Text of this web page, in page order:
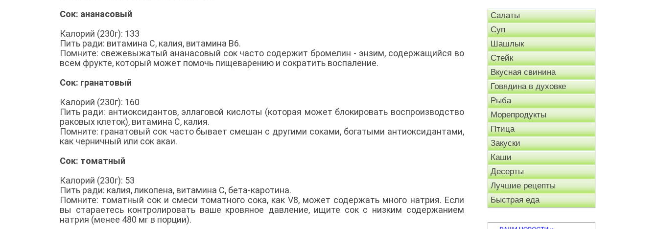
Сок: ананасовый
Калорий (230г): 133
Пить ради: витамина C, калия, витамина B6.
Помните: свежевыжатый ананасовый сок часто содержит бромелин - энзим, содержащийся во
всем фрукте, который может помочь пищеварению и сократить воспаление.
Сок: гранатовый
Калорий (230г): 160
Пить ради: антиоксидантов, эллаговой кислоты (которая может блокировать воспроизводство
раковых клеток), витамина C, калия.
Помните: гранатовый сок часто бывает смешан с другими соками, богатыми антиоксидантами,
как черничный или сок акаи.
Сок: томатный
Калорий (230г): 53
Пить ради: калия, ликопена, витамина C, бета-каротина.
Помните: томатный сок и смеси томатного сока, как V8, может содержать много натрия. Если
вы стараетесь контролировать ваше кровяное давление, ищите сок с низким содержанием
натрия (менее 480 мг в порции).
Салаты
Суп
Шашлык
Стейк
Вкусная свинина
Говядина в духовке
Рыба
Морепродукты
Птица
Закуски
Каши
Десерты
Лучшие рецепты
Быстрая еда